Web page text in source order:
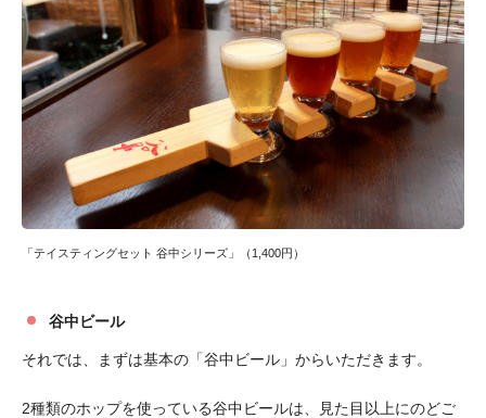
「テイスティングセット 谷中シリーズ」（1,400円）
谷中ビール
それでは、まずは基本の「谷中ビール」からいただきます。
2種類のホップを使っている谷中ビールは、見た目以上にのどご